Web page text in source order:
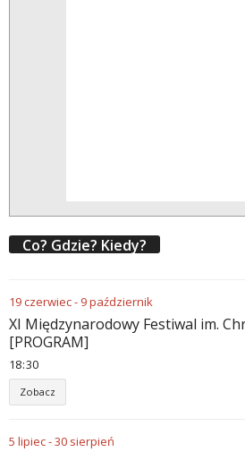
Co? Gdzie? Kiedy?
19czerwiec- 9październik
XI Międzynarodowy Festiwal im.
[PROGRAM]
18 30
Zobacz
5 lipiec-30 sierpień